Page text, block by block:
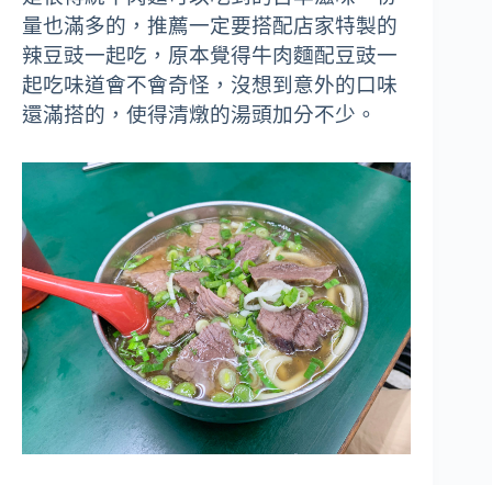
量也滿多的，推薦一定要搭配店家特製的
辣豆豉一起吃，原本覺得牛肉麵配豆豉一
起吃味道會不會奇怪，沒想到意外的口味
還滿搭的，使得清燉的湯頭加分不少。